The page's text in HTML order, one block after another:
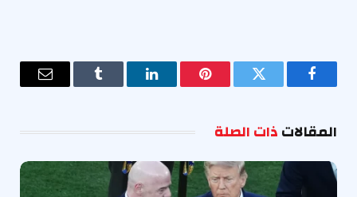
فيسبوك تويتر بينتيريستلينكدإن Tumblr
البريد
المقالاتذات الصلة